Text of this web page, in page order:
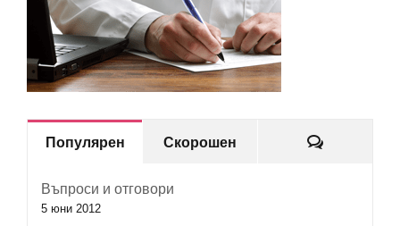
Популярен Скорошен Коментари
Въпроси и отговори
5 юни 2012